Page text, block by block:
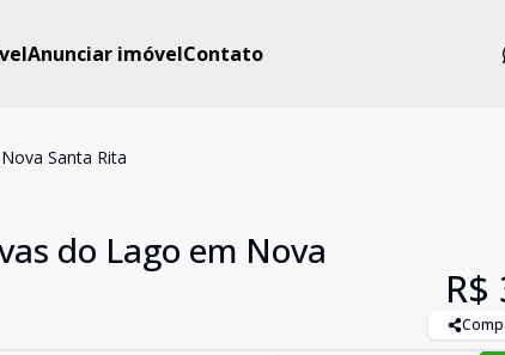
Anunciar imóvelContato
Santa Rita
do Lago em Nova
R$